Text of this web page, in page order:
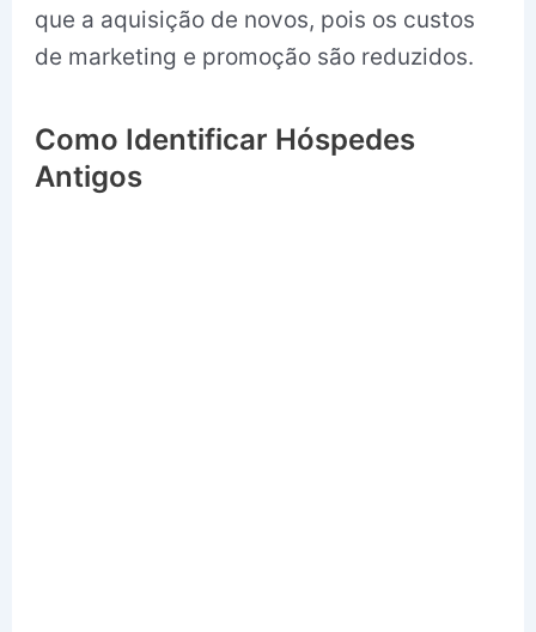
que a aquisição de novos, pois os custos
de marketing e promoção são reduzidos.
Como Identificar Hóspedes
Antigos